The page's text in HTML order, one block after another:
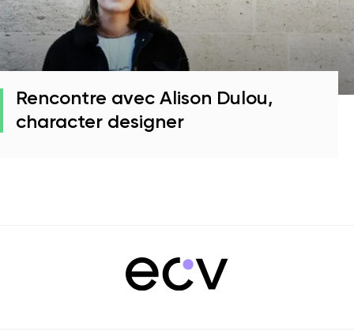
Rencontre avec Alison Dulou,
character designer